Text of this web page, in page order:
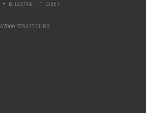
•
B. LESTRAT + T. GIBERT
67000 STRASBOURG